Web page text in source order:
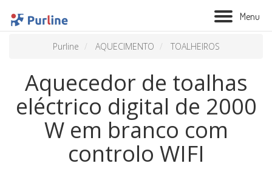
Menu
Purline AQUECIMENTO TOALHEIROS
Aquecedor de toalhas
eléctrico digital de 2000
W em branco com
controlo WIFI